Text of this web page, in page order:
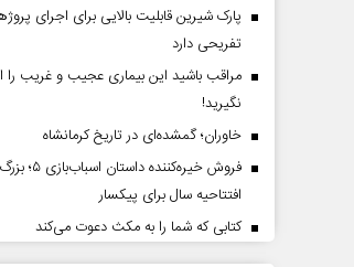
پارک شیرین قابلیت‌ بالایی برای اجرای
تفریحی دارد
مراقب باشید این بیماری عجیب و غریب را
نگیرید!
خاوران؛ گمشده‌ای در تاریخ کرمانشاه
فروش خیره‌کننده
افتتاحیه سال برای پیکسار
کتابی که شما را به مکث دعوت می‌کند